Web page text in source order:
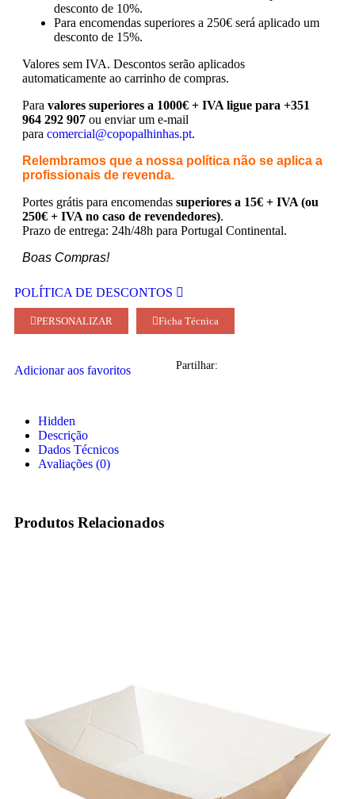
desconto de 10%.
Para encomendas superiores a 250€ será aplicado um
desconto de 15%.
Valores sem IVA. Descontos serão aplicados
automaticamente ao carrinho de compras.
Para valores superiores a 1000€ + IVA ligue para +351
964 292 907 ou enviar um e-mail
para comercial@copopalhinhas.pt.
Relembramos que a nossa política não se aplica a
profissionais de revenda.
Portes grátis para encomendas superiores a 15€ + IVA (ou
250€ + IVA no caso de revendedores).
Prazo de entrega: 24h/48h para Portugal Continental.
Boas Compras!
POLÍTICA DE DESCONTOS
PERSONALIZAR Ficha Técnica
Adicionar aos favoritos Partilhar:
Hidden
Descrição
Dados Técnicos
Avaliações (0)
Produtos Relacionados